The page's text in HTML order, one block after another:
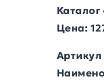
Цена:
Артикул